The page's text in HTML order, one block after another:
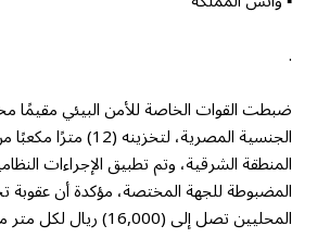
ضبطت القوات الخاصة للأمن البيئي مقيمًا
الجنسية المصرية، لتخزينه
المنطقة الشرقية، وتم تطبيق الإجراءات
المضبوطة للجهة المختصة، مؤكدة أن عقوبة
المحليين تصل إلى (16,000) ريال لكل متر مكعب.